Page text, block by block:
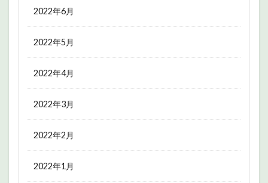
2022年6月
2022年5月
2022年4月
2022年3月
2022年2月
2022年1月